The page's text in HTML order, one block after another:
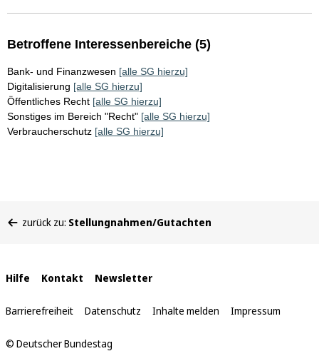
Betroffene Interessenbereiche (5)
Bank- und Finanzwesen [alle SG hierzu]
Digitalisierung [alle SG hierzu]
Öffentliches Recht [alle SG hierzu]
Sonstiges im Bereich "Recht" [alle SG hierzu]
Verbraucherschutz [alle SG hierzu]
befinden
zurück zu: Stellungnahmen/Gutachten
Interne
Links
Hilfe Kontakt Newsletter
Barrierefreiheit Datenschutz Inhalte melden Impressum
© Deutscher Bundestag